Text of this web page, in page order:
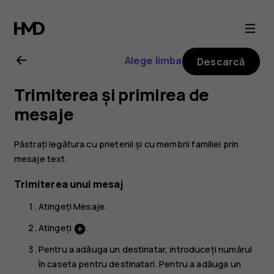
Ghid
de
utilizare
Nokia
2.1
Alege limba Descarcă
Trimiterea și primirea de
mesaje
Păstrați legătura cu prietenii și cu membrii familiei prin
mesaje text.
Trimiterea unui mesaj
AtingețiMesaje.
Atingeți add_circle.
Pentru a adăuga un destinatar, introduceți numărul
în caseta pentru destinatari. Pentru a adăuga un